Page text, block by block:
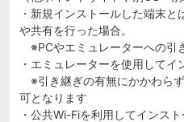
・新規インストールした端末
や共有を行った場合。
※PCやエミュレーターへの引
・エミュレーターを使用してイ
※引き継ぎの有無にかかわら
可となります
・公共Wi-Fiを利用してインス